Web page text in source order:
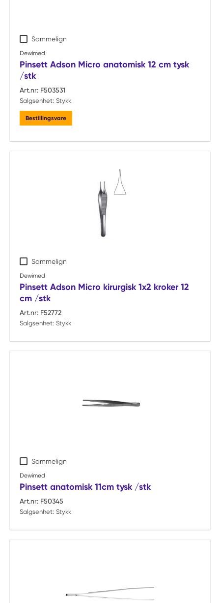
Sammelign
Dewimed
Pinsett Adson Micro anatomisk 12 cm tysk
/stk
Art.nr: F503531
Salgsenhet: Stykk
Bestillingsvare
Sammelign
Dewimed
Pinsett Adson Micro kirurgisk 1x2 kroker 12
cm /stk
Art.nr: F52772
Salgsenhet: Stykk
Sammelign
Dewimed
Pinsett anatomisk 11cm tysk /stk
Art.nr: F50345
Salgsenhet: Stykk